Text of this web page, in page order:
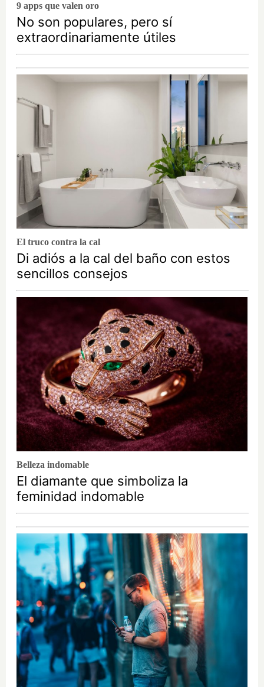
9 apps que valen oro
No son populares, pero sí
extraordinariamente útiles
El truco contra la cal
Di adiós a la cal del baño con estos
sencillos consejos
Belleza indomable
El diamante que simboliza la
feminidad indomable